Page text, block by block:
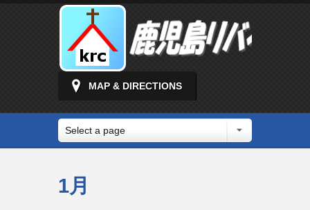
MAP & DIRECTIONS
Select a page
1月